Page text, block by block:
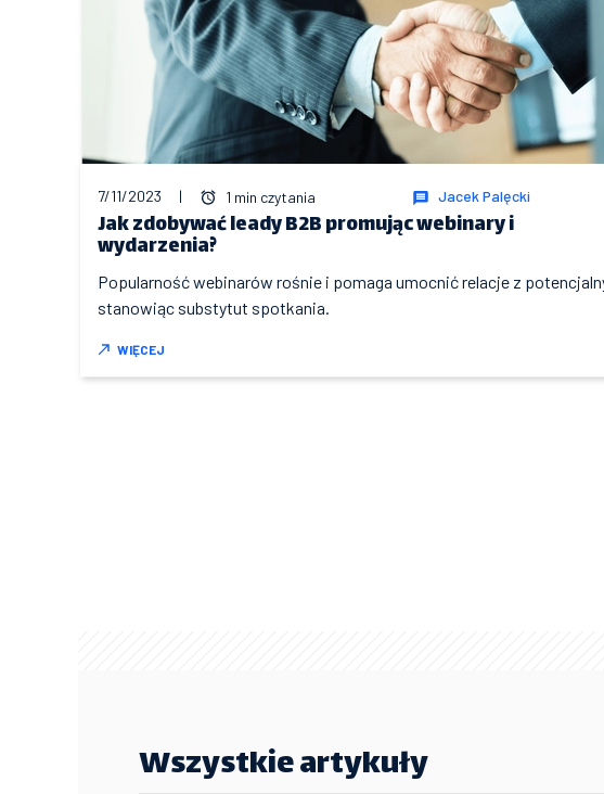
Jacek Palęcki
7/11/2023 | 1 min czytania
Jak zdobywać leady B2B promując webinary i
wydarzenia?
Popularność webinarów rośnie i pomaga umocnić relacje z
stanowiąc substytut spotkania.
WIĘCEJ
Wszystkie artykuły